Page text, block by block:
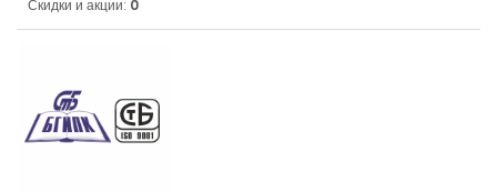
Скидки и акции: 0